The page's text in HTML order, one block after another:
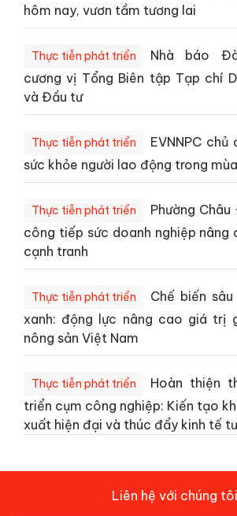
hôm nay, vươn tầm tương lai
Thực tiễn phát triển
Nhà báo
cương vị Tổng Biên tập Tạp chí
và Đầu tư
Thực tiễn phát triển
EVNNPC
sức khỏe người lao động trong
Thực tiễn phát triển
Phường
công tiếp sức doanh nghiệp nâng
cạnh tranh
Thực tiễn phát triển
Chế biến
xanh: động lực nâng cao giá trị
nông sản Việt Nam
Thực tiễn phát triển
Hoàn thiện
triển cụm công nghiệp: Kiến tạo
xuất hiện đại và thúc đẩy kinh tế
Liên hệ với chúng